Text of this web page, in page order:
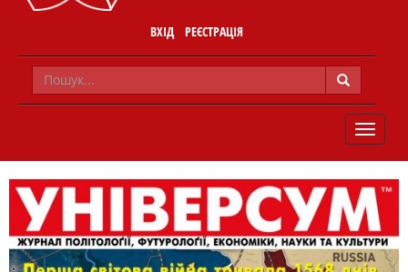
ВХІД РЕЄСТРАЦІЯ
TOGGLE